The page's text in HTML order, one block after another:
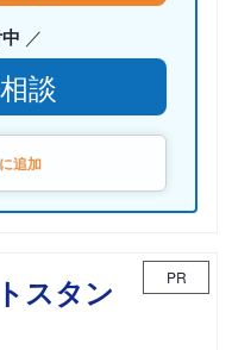
談
追加
スタン
PR